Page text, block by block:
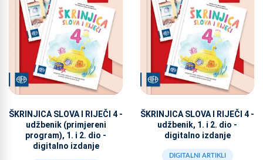
ŠKRINJICA SLOVA I RIJEČI 4 -
udžbenik (primjereni
program), 1. i 2. dio -
digitalno izdanje
ŠKRINJICA SLOVA I RIJEČI 4 -
udžbenik, 1. i 2. dio -
digitalno izdanje
DIGITALNI ARTIKLI